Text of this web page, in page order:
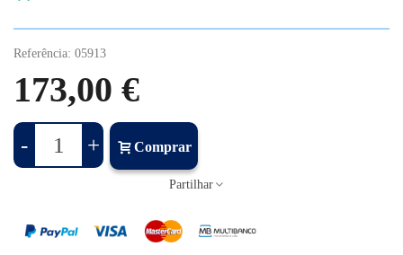
Referência: 05913
173,00 €
- + Comprar
Partilhar